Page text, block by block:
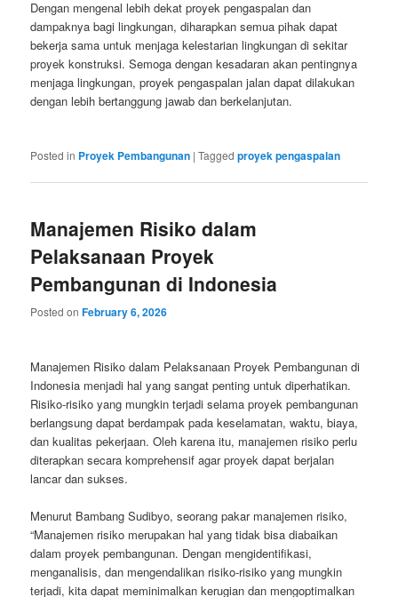
Dengan mengenal lebih dekat proyek pengaspalan dan
dampaknya bagi lingkungan, diharapkan semua pihak dapat
bekerja sama untuk menjaga kelestarian lingkungan di sekitar
proyek konstruksi. Semoga dengan kesadaran akan pentingnya
menjaga lingkungan, proyek pengaspalan jalan dapat dilakukan
dengan lebih bertanggung jawab dan berkelanjutan.
Posted in Proyek Pembangunan |Tagged proyek pengaspalan
Manajemen Risiko dalam
Pelaksanaan Proyek
Pembangunan di Indonesia
Posted onFebruary 6, 2026
Manajemen Risiko dalam Pelaksanaan Proyek Pembangunan di
Indonesia menjadi hal yang sangat penting untuk diperhatikan.
Risiko-risiko yang mungkin terjadi selama proyek pembangunan
berlangsung dapat berdampak pada keselamatan, waktu, biaya,
dan kualitas pekerjaan. Oleh karena itu, manajemen risiko perlu
diterapkan secara komprehensif agar proyek dapat berjalan
lancar dan sukses.
Menurut Bambang Sudibyo, seorang pakar manajemen risiko,
“Manajemen risiko merupakan hal yang tidak bisa diabaikan
dalam proyek pembangunan. Dengan mengidentifikasi,
menganalisis, dan mengendalikan risiko-risiko yang mungkin
terjadi, kita dapat meminimalkan kerugian dan mengoptimalkan